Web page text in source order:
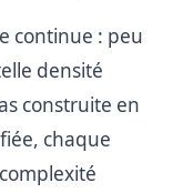
continue : peu
densité
construite en
chaque